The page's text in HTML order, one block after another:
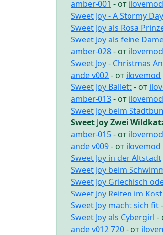
amber-001 - от ilovemod
Sweet Joy - A Stormy Day
Sweet Joy als Rosa
Sweet Joy als feine Dame
amber-028- от ilovemod
Sweet Joy - Christmas
ande v002- от ilovemod
Sweet Joy Ballett- от
amber-013- от ilovemod
Sweet Joy beim
Sweet Joy Zwei
amber-015- от ilovemod
ande v009- от ilovemod
Sweet Joy in der Altstadt
Sweet Joy beim
Sweet Joy Griechisch
Sweet Joy Reiten im
Sweet Joy macht sich fit
Sweet Joy als Cybergirl -
ande v012 720- от